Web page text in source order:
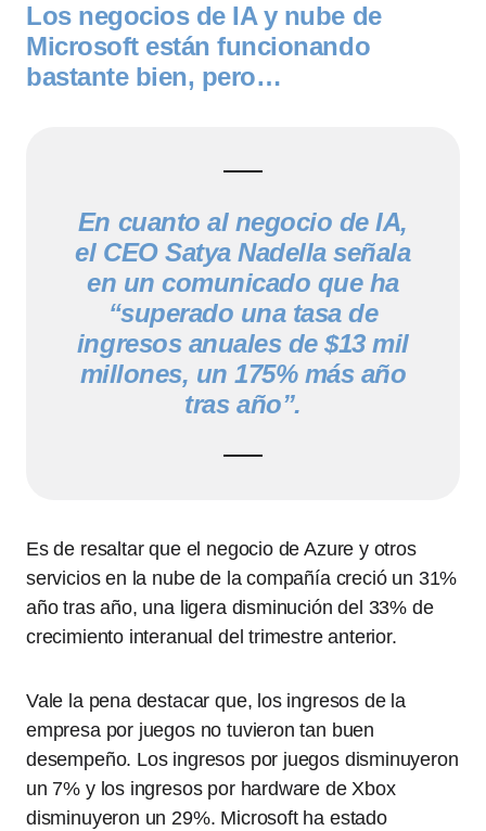
Los negocios de IA y nube de
Microsoft están funcionando
bastante bien, pero…
En cuanto al negocio de IA,
el CEO Satya Nadella señala
en un comunicado que ha
“superado una tasa de
ingresos anuales de $13 mil
millones, un 175% más año
tras año”.
Es de resaltar que el negocio de Azure y otros
servicios en la nube de la compañía creció un 31%
año tras año, una ligera disminución del 33% de
crecimiento interanual del trimestre anterior.
Vale la pena destacar que, los ingresos de la
empresa por juegos no tuvieron tan buen
desempeño. Los ingresos por juegos disminuyeron
un 7% y los ingresos por hardware de Xbox
disminuyeron un 29%. Microsoft ha estado